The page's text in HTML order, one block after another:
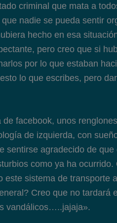
criminal que mata a
nadie se pueda sentir
hecho en esa
pero creo que si
por lo que estaban
lo que escribes, pero
de facebook, unos
de izquierda, con
sentirse agradecido de
como ya ha
este sistema de transporte
Creo que no tardará
vandálicos…..jajaja».